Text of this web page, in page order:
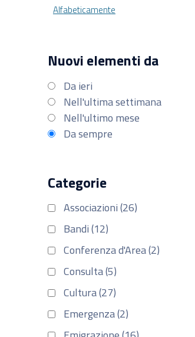
Alfabeticamente
Nuovi elementi da
Da ieri
Nell'ultima settimana
Nell'ultimo mese
Da sempre
Categorie
Associazioni (26)
Bandi (12)
Conferenza d'Area (2)
Consulta (5)
Cultura (27)
Emergenza (2)